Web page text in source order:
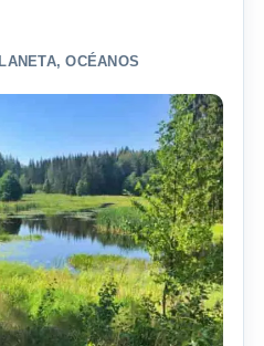
,OCÉANOS